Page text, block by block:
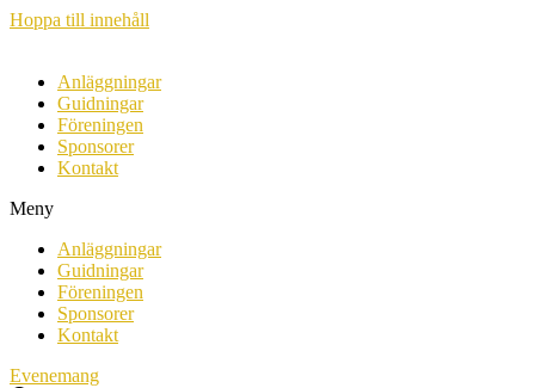
Hoppa till innehåll
Anläggningar
Guidningar
Föreningen
Sponsorer
Kontakt
Meny
Anläggningar
Guidningar
Föreningen
Sponsorer
Kontakt
Evenemang